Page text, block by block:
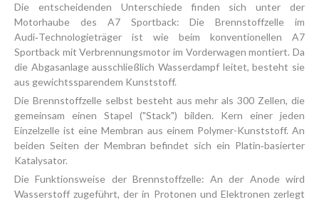
Die entscheidenden Unterschiede finden sich unter der
Motorhaube des A7 Sportback: Die Brennstoffzelle im
Audi‑Technologieträger ist wie beim konventionellen A7
Sportback mit Verbrennungsmotor im Vorderwagen montiert. Da
die Abgasanlage ausschließlich Wasserdampf leitet, besteht sie
aus gewichtssparendem Kunststoff.
Die Brennstoffzelle selbst besteht aus mehr als 300 Zellen, die
gemeinsam einen Stapel ("Stack") bilden. Kern einer jeden
Einzelzelle ist eine Membran aus einem Polymer-Kunststoff. An
beiden Seiten der Membran befindet sich ein Platin‑basierter
Katalysator.
Die Funktionsweise der Brennstoffzelle: An der Anode wird
Wasserstoff zugeführt, der in Protonen und Elektronen zerlegt